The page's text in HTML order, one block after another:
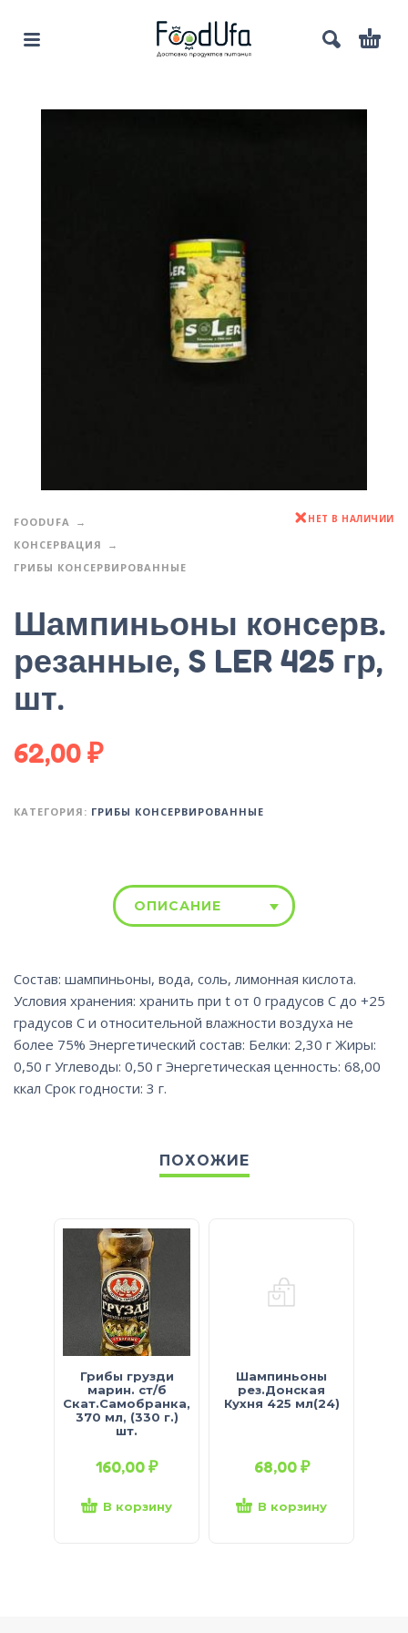
FOODUFA
КОНСЕРВАЦИЯ
ГРИБЫ КОНСЕРВИРОВАННЫЕ
НЕТ В НАЛИЧИИ
Шампиньоны консерв.
резанные, S LER 425 гр,
шт.
62,00₽
КАТЕГОРИЯ: ГРИБЫ КОНСЕРВИРОВАННЫЕ
ОПИСАНИЕ
Состав: шампиньоны, вода, соль, лимонная кислота.
Условия хранения: хранить при t от 0 градусов С до +25
градусов С и относительной влажности воздуха не
более 75% Энергетический состав: Белки: 2,30 г Жиры:
0,50 г Углеводы: 0,50 г Энергетическая ценность: 68,00
ккал Срок годности: 3 г.
ПОХОЖИЕ
Грибы грузди
марин. ст/б
Скат.Самобранка,
370 мл, (330 г.)
шт.
160,00₽
В корзину
Шампиньоны
рез.Донская
Кухня 425 мл(24)
68,00₽
В корзину